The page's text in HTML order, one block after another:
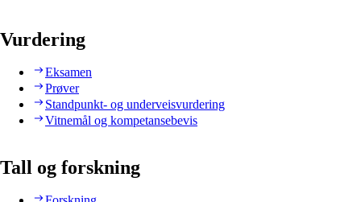
Vurdering
Eksamen
Prøver
Standpunkt- og underveisvurdering
Vitnemål og kompetansebevis
Tall og forskning